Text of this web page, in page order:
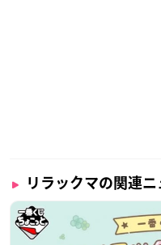
リラックマの関連